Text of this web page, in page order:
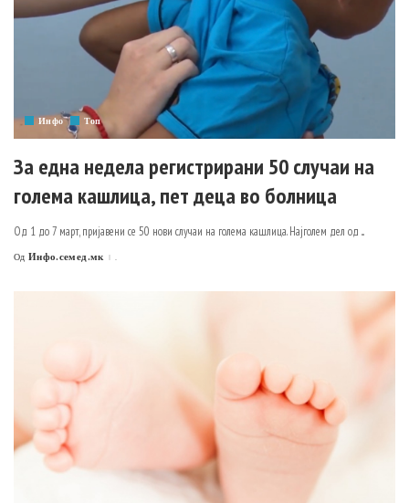
Инфо Топ
За една недела регистрирани 50 случаи на
голема кашлица, пет деца во болница
Од 1 до 7 март, пријавени се 50 нови случаи на голема кашлица. Најголем дел од ...
Posted
Од Инфо.семед.мк .